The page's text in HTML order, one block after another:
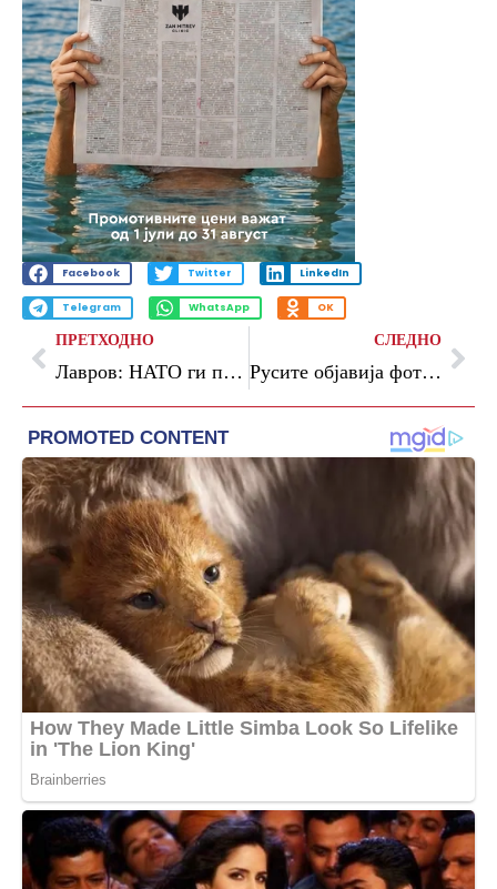
Facebook Twitter LinkedIn
Telegram WhatsApp OK
ПРЕТХОДНО
Лавров: НАТО ги премина сите граници на пристојност, веќе јавно ги покажува своите вистински намери
СЛЕДНО
Русите објавија фотографии: „Ова се американски АТАКМС во Русија, подготвуваме одговор“